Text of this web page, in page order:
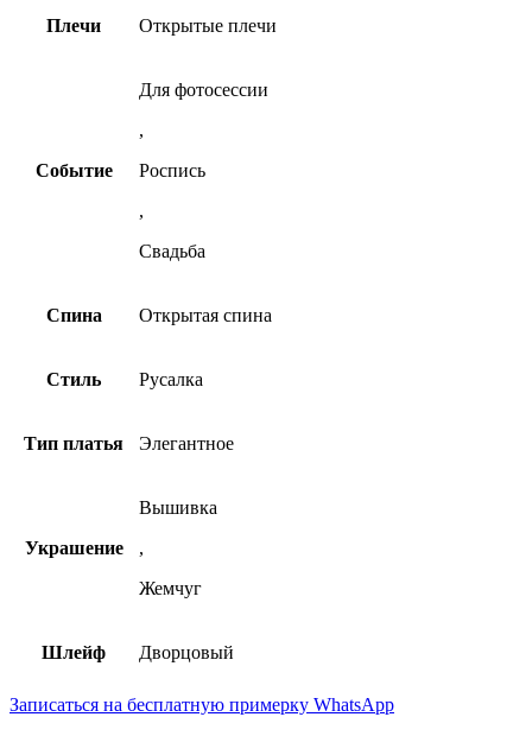
Плечи Открытые плечи
Событие
Для фотосессии
,
Роспись
,
Свадьба
Спина Открытая спина
Стиль Русалка
Тип платья Элегантное
Украшение
Вышивка
,
Жемчуг
Шлейф Дворцовый
Записаться на бесплатную примерку WhatsApp